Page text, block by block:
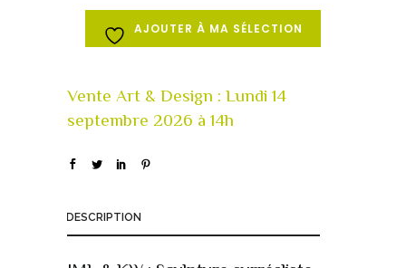
AJOUTER À MA SÉLECTION
DESCRIPTION